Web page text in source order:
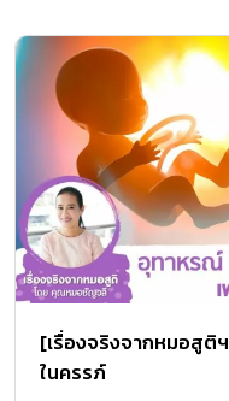
[เรื่องจริงจากหมอสูติ
ในครรภ์